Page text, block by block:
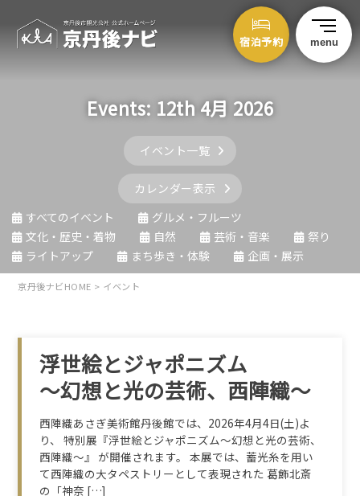
宿泊予約 menu
Events: 12th 4月 2026
イベント一覧
カレンダー表示
すべてのイベント
グルメ・フルーツ
文化・歴史・着物
自然 芸術・音楽
祭り
ライトアップ
まち歩き・体験 企画・展示
京丹後ナビHOME > イベント
浮世絵とジャポニズム
～幻想と光の芸術、西陣織～
西陣織あさぎ美術館丹後館では、2026年4月4日(土)よ
り、 特別展『浮世絵とジャポニズム～幻想と光の芸術、
西陣織～』 が開催されます。 本展では、蓄光糸を用い
て西陣織の大タペストリーとして表現された 葛飾北斎
の「神奈 […]